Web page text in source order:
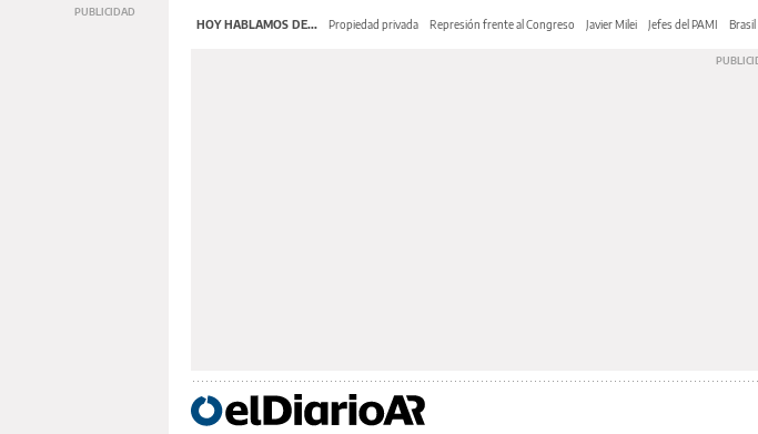
HOY HABLAMOS DE... Propiedad privada Represión frente al Congreso Javier Milei Jefes del PAMI Brasil